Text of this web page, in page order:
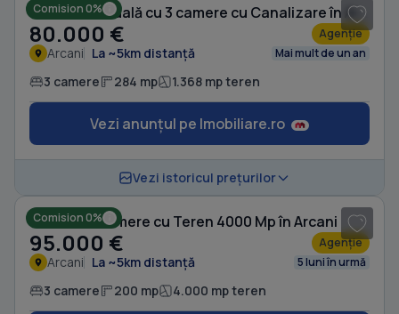
Comision 0% Casă individuală cu 3 camere cu Canalizare în Arcani
80.000 € Agenție
Arcani La ~5km distanță Mai mult de un an
3 camere 284 mp 1.368 mp teren
Vezi anunțul pe Imobiliare.ro
Vezi istoricul prețurilor
Comision 0%
Casă cu 3 camere cu Teren 4000 Mp în Arcani
95.000 € Agenție
Arcani La ~5km distanță 5 luni în urmă
3 camere 200 mp 4.000 mp teren